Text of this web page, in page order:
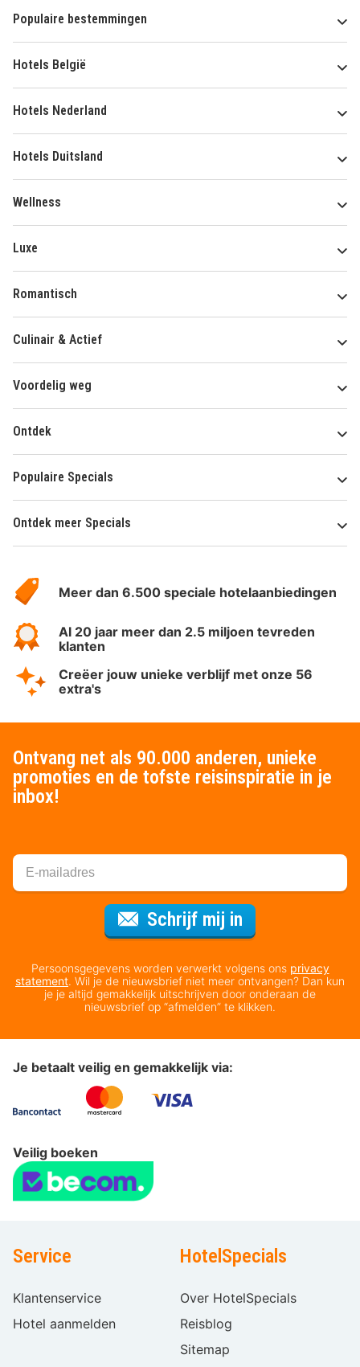
Populaire bestemmingen
Hotels België
Hotels Nederland
Hotels Duitsland
Wellness
Luxe
Romantisch
Culinair & Actief
Voordelig weg
Ontdek
Populaire Specials
Ontdek meer Specials
HotelSpecials
Meer dan 6.500 speciale hotelaanbiedingen
Al 20 jaar meer dan 2.5 miljoen tevreden
klanten
Creëer jouw unieke verblijf met onze 56
extra's
Ontvang net als 90.000 anderen, unieke
promoties en de tofste reisinspiratie in je
inbox!
Schrijf mij in
Persoonsgegevens worden verwerkt volgens ons privacy
statement. Wil je de nieuwsbrief niet meer ontvangen? Dan kun
je je altijd gemakkelijk uitschrijven door onderaan de
nieuwsbrief op “afmelden” te klikken.
Je betaalt veilig en gemakkelijk via:
Veilig boeken
Service
Klantenservice
Hotel aanmelden
HotelSpecials
Over HotelSpecials
Reisblog
Sitemap